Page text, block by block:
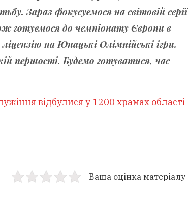
Зараз фокусуємося на світовій серії
готуємося до чемпіонату Європи в
на Юнацькі Олімпійські ігри.
першості. Будемо готуватися, час
відбулися у 1200 храмах області
Ваша оцінка матеріалу